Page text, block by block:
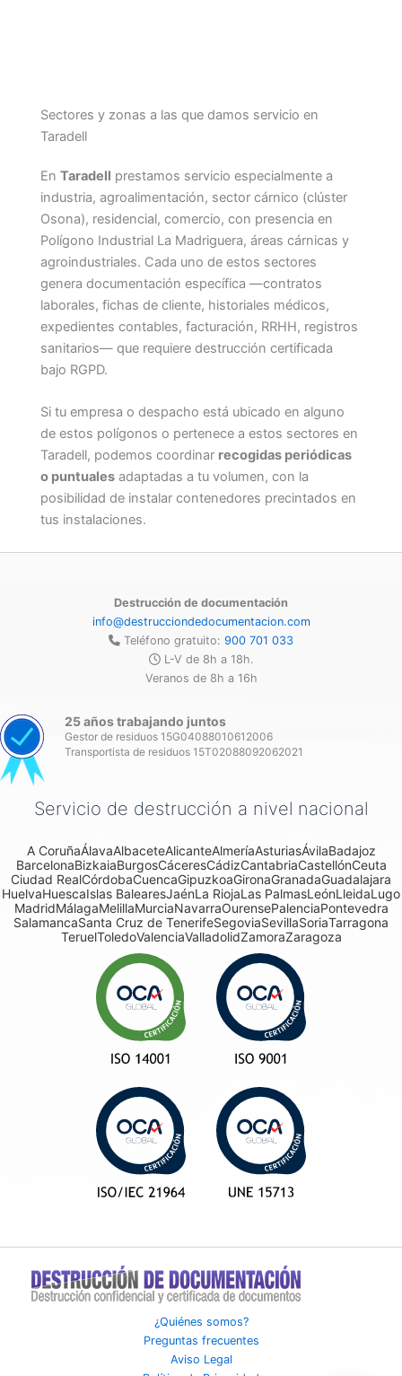
Sectores y zonas a las que damos servicio en
Taradell
En Taradell prestamos servicio especialmente a
industria, agroalimentación, sector cárnico (clúster
Osona), residencial, comercio, con presencia en
Polígono Industrial La Madriguera, áreas cárnicas y
agroindustriales. Cada uno de estos sectores
genera documentación específica —contratos
laborales, fichas de cliente, historiales médicos,
expedientes contables, facturación, RRHH, registros
sanitarios— que requiere destrucción certificada
bajo RGPD.
Si tu empresa o despacho está ubicado en alguno
de estos polígonos o pertenece a estos sectores en
Taradell, podemos coordinar recogidas periódicas
o puntuales adaptadas a tu volumen, con la
posibilidad de instalar contenedores precintados en
tus instalaciones.
Destrucción de documentación
info@destrucciondedocumentacion.com
Teléfono gratuito: 900 701 033
L-V de 8h a 18h.
Veranos de 8h a 16h
25 años trabajando juntos
Gestor de residuos 15G04088010612006
Transportista de residuos 15T02088092062021
Servicio de destrucción a nivel nacional
A CoruñaÁlavaAlbaceteAlicanteAlmeríaAsturiasÁvilaBadajoz
BarcelonaBizkaiaBurgosCáceresCádizCantabriaCastellónCeuta
Ciudad RealCórdobaCuencaGipuzkoaGironaGranadaGuadalajara
HuelvaHuescaIslas BalearesJaénLa RiojaLas PalmasLeónLleidaLugo
MadridMálagaMelillaMurciaNavarraOurensePalenciaPontevedra
SalamancaSanta Cruz de TenerifeSegoviaSevillaSoriaTarragona
TeruelToledoValenciaValladolidZamoraZaragoza
¿Quiénes somos?
Preguntas frecuentes
Aviso Legal